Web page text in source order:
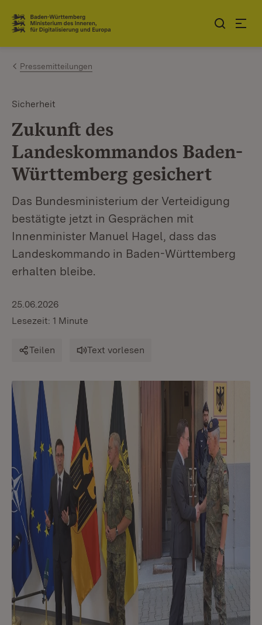
Zum Inhalt springen
Link zur Startseite
Pressemitteilungen
Sicherheit
Zukunft des
Landeskommandos Baden-
Württemberg gesichert
Das Bundesministerium der Verteidigung
bestätigte jetzt in Gesprächen mit
Innenminister Manuel Hagel, dass das
Landeskommando in Baden-Württemberg
erhalten bleibe.
25.06.2026
Lesezeit: 1 Minute
Teilen Text vorlesen